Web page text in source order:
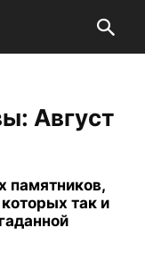
Август
памятников,
так и